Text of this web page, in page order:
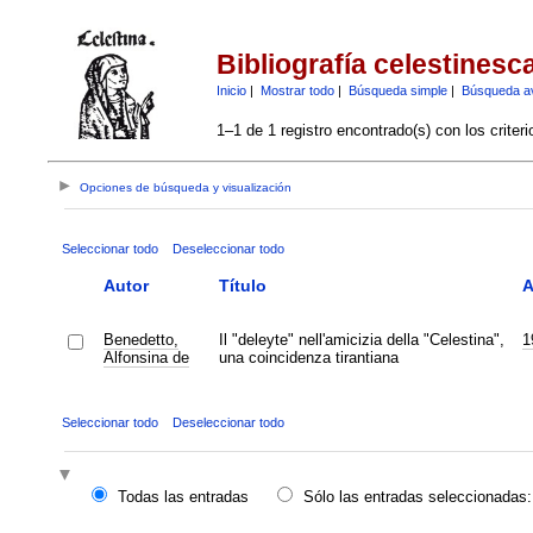
Bibliografía
Inicio| Mostrar todo| Búsqueda simple| Búsqueda
1–1 de 1 registro encontrado(s) con los
Opciones de búsqueda y visualización
Seleccionar todo Deseleccionar todo
Autor Título
Benedetto,
Alfonsina de
Il "deleyte" nell'amicizia della "Celestina",
una coincidenza tirantiana
Seleccionar todo Deseleccionar todo
Todas las entradas
Sólo las entradas seleccionadas: